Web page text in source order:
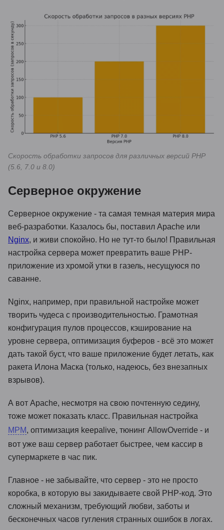
Скорость обработки запросов для различных версий PHP
(5.6, 7.0 и 8.0)
Серверное окружение
Серверное окружение - та самая темная материя мира
веб-разработки. Казалось бы, поставил Apache или
Nginx, и живи спокойно. Но не тут-то было! Правильная
настройка сервера может превратить ваше PHP-
приложение из хромой утки в газель, несущуюся по
саванне.
Nginx, например, при правильной настройке может
творить чудеса с производительностью. Грамотная
конфигурация пулов процессов, кэширование на
уровне сервера, оптимизация буферов - всё это может
дать такой буст, что ваше приложение будет летать, как
ракета Илона Маска (только, надеюсь, без внезапных
взрывов).
А вот Apache, несмотря на свою почтенную седину,
тоже может показать класс. Правильная настройка
MPM, оптимизация keepalive, тюнинг AllowOverride - и
вот уже ваш сервер работает быстрее, чем кассир в
супермаркете в час пик.
Главное - не забывайте, что сервер - это не просто
коробка, в которую вы закидываете свой PHP-код. Это
сложный механизм, требующий любви, заботы и
бесконечных часов гугления странных ошибок в логах.